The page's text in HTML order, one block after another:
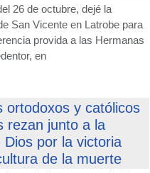
26 de octubre, dejé la
San Vicente en Latrobe para
provida a las Hermanas
en
ortodoxos y católicos
rezan junto a la
Dios por la victoria
de la muerte